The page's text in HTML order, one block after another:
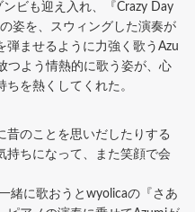
ビも迎え入れ、『Crazy Day
姿を、スウィングした演奏が
弾ませるように力強く歌うAzu
つよう情熱的に歌う姿が、心
を熱くしてくれた。
のことを思いだしたりする
持ちになって、また笑顔で会
緒に歌おうとwyolicaの『さあ